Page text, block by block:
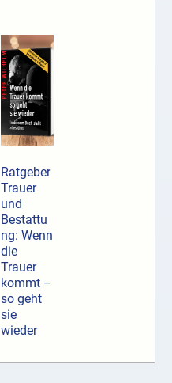
Ratgeber
Trauer
und
Bestattu
ng: Wenn
die
Trauer
kommt –
so geht
sie
wieder